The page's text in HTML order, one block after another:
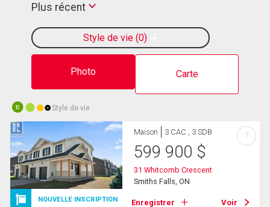
Photo Carte
Style de vie 0
Plus récent
10 Style de vie
NOUVELLE INSCRIPTION
Maison 3 CAC , 3 SDB
599 900 $
31 Whitcomb Crescent
Smiths Falls, ON
Enregistrer Voir
?